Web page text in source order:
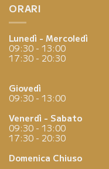
ORARI
Lunedì - Mercoledì
09:30 - 13:00
17:30 - 20:30
Giovedì
09:30 - 13:00
Venerdì - Sabato
09:30 - 13:00
17:30 - 20:30
Domenica Chiuso